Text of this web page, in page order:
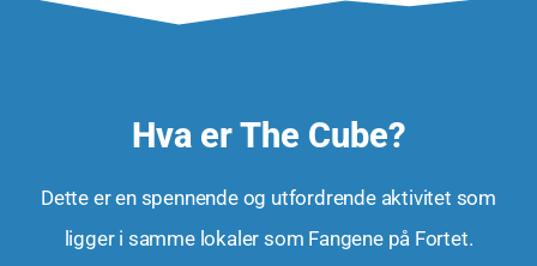
Hva er The Cube?
Dette er en spennende og utfordrende aktivitet som
ligger i samme lokaler som Fangene på Fortet.